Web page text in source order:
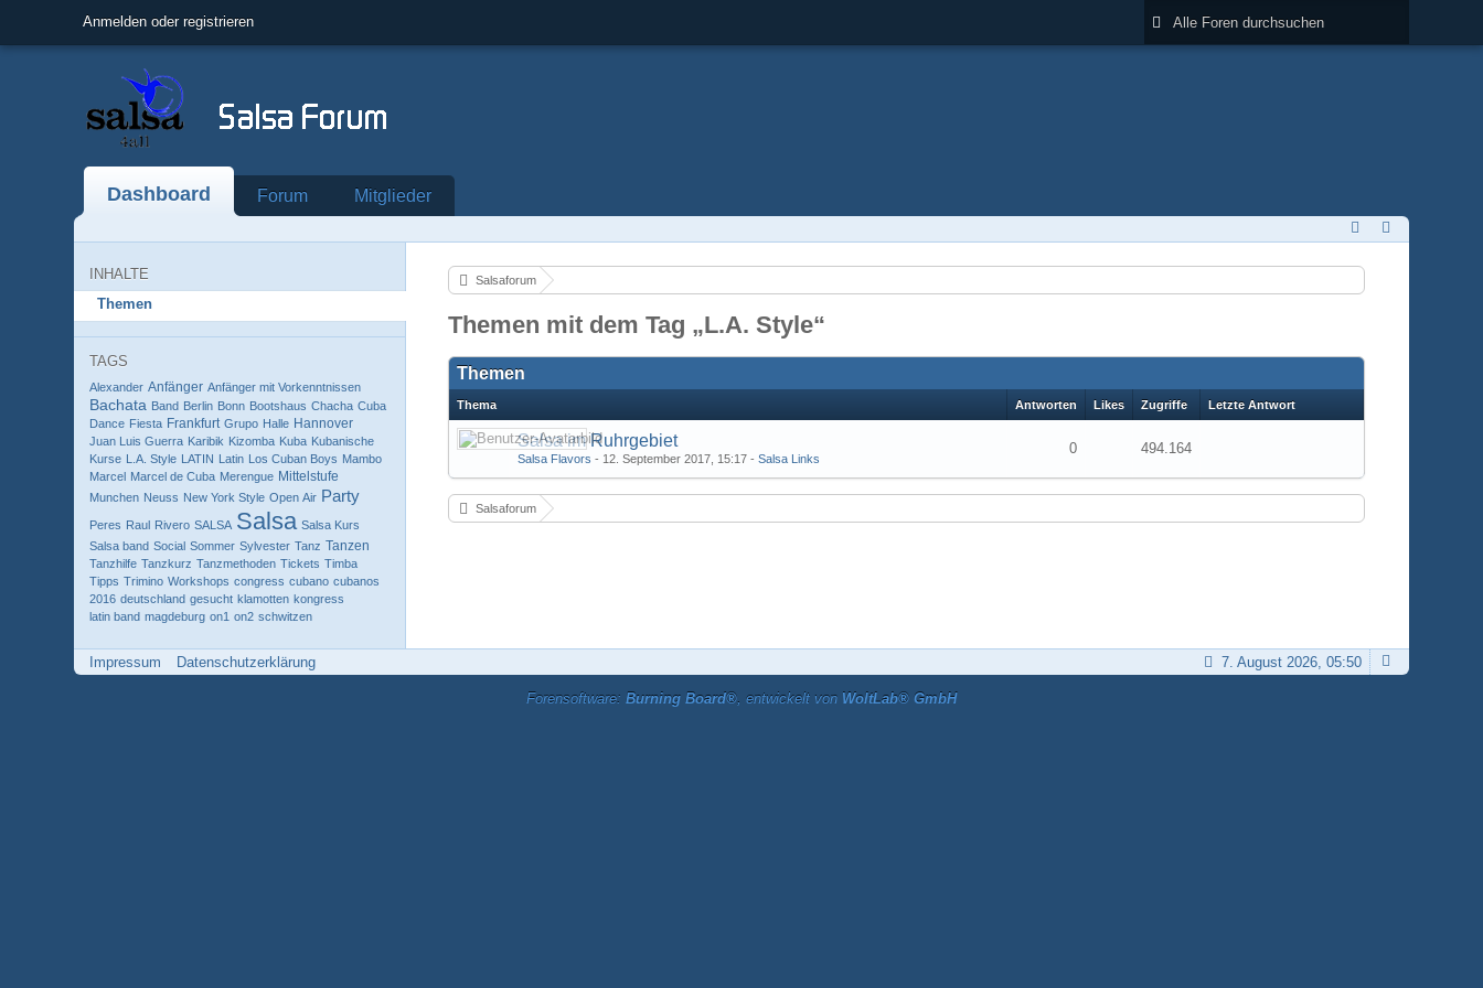
Anmelden oder registrieren
Dashboard Forum Mitglieder
INHALTE
Themen
TAGS
Alexander Anfänger Anfänger mit Vorkenntnissen
Bachata Band Berlin Bonn Bootshaus Chacha Cuba
Dance Fiesta Frankfurt Grupo Halle Hannover
Juan Luis Guerra Karibik Kizomba Kuba Kubanische
Kurse L.A. Style LATIN Latin Los Cuban Boys Mambo
Marcel Marcel de Cuba Merengue Mittelstufe
Munchen Neuss New York Style Open Air Party
Peres Raul Rivero SALSA Salsa Salsa Kurs
Salsa band Social Sommer Sylvester Tanz Tanzen
Tanzhilfe Tanzkurz Tanzmethoden Tickets Timba
Tipps Trimino Workshops congress cubano cubanos
2016 deutschland gesucht klamotten kongress
latin band magdeburg on1 on2 schwitzen
Salsaforum
Themen mit dem Tag „L.A. Style“
Themen
Thema Antworten Likes Zugriffe Letzte Antwort
Salsa im Ruhrgebiet
Salsa Flavors - 12. September 2017, 15:17 -Salsa Links
0 494.164
Salsaforum
Impressum Datenschutzerklärung 7. August 2026, 05:50
Forensoftware: Burning Board®, entwickelt von WoltLab® GmbH